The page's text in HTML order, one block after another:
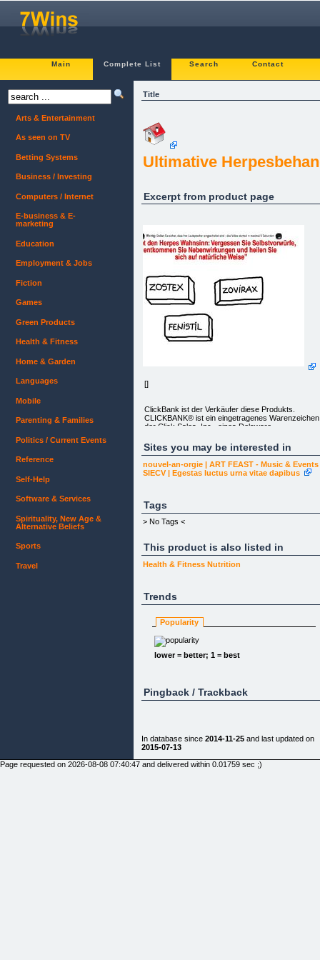
Main Complete List Search Contact
Title
Ultimative
Excerpt from product page
[]
ClickBank ist der Verkäufer diese Produkts.
CLICKBANK® ist ein eingetragenes Warenzeichen
der Click Sales, Inc., eines Delaware
Suite 200, Boise ID, 83706, USA und wird durch
dessen Zustimmung genutzt. ClickBanks Rolle als
Händler stellt keine Indossierung, Zulassung oder
Überprüfung dieses Produkts dar. Dies trifft auch
auf Behauptungen, Aussagen u. Meinungen die zur
reservados todos los derechos
Sites you may be interested in
nouvel-an-orgie | ART FEAST - Music & Events
SIECV | Egestas luctus urna vitae dapibus
Tags
> No Tags <
This product is also listed in
Health & Fitness Nutrition
Trends
Popularity
lower = better; 1 = best
Pingback / Trackback
In database since 2014-11-25 and last updated on
2015-07-13
Arts & Entertainment
As seen on TV
Betting Systems
Business / Investing
Computers / Internet
E-business & E-
marketing
Education
Employment & Jobs
Fiction
Games
Green Products
Health & Fitness
Home & Garden
Languages
Mobile
Parenting & Families
Politics / Current Events
Reference
Self-Help
Software & Services
Spirituality, New Age &
Alternative Beliefs
Sports
Travel
Page requested on 2026-08-08 07:40:47 and delivered within 0.01759 sec ;)